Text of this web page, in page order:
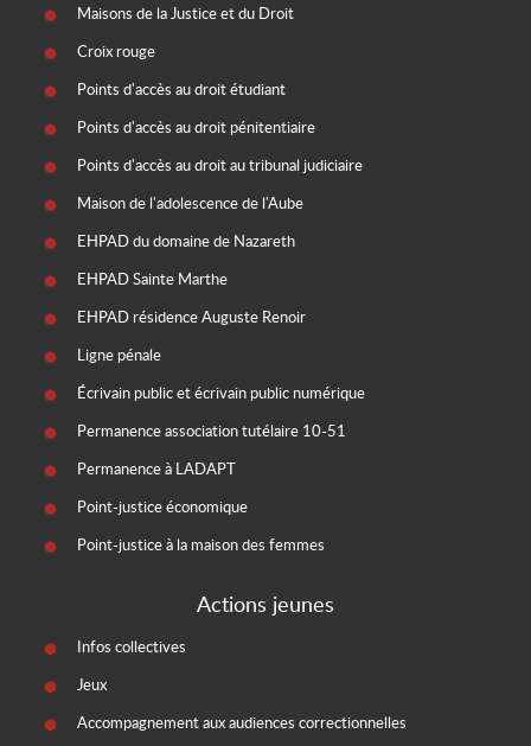
Maisons de la Justice et du Droit
Croix rouge
Points d'accès au droit étudiant
Points d'accès au droit pénitentiaire
Points d'accès au droit au tribunal judiciaire
Maison de l'adolescence de l'Aube
EHPAD du domaine de Nazareth
EHPAD Sainte Marthe
EHPAD résidence Auguste Renoir
Ligne pénale
Écrivain public et écrivain public numérique
Permanence association tutélaire 10-51
Permanence à LADAPT
Point-justice économique
Point-justice à la maison des femmes
Actions jeunes
Infos collectives
Jeux
Accompagnement aux audiences correctionnelles